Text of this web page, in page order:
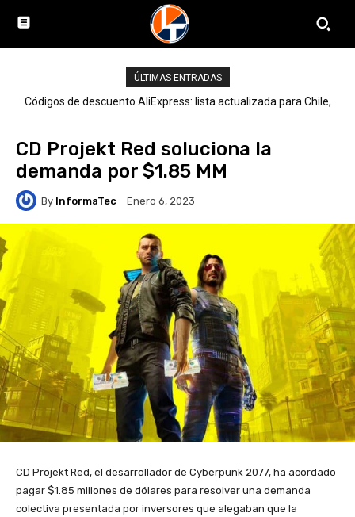
ÚLTIMAS ENTRADAS
Códigos de descuento AliExpress: lista actualizada para Chile,
CD Projekt Red soluciona la
demanda por $1.85 MM
By InformaTec Enero 6, 2023
CD Projekt Red, el desarrollador de Cyberpunk 2077, ha acordado
pagar $1.85 millones de dólares para resolver una demanda
colectiva presentada por inversores que alegaban que la